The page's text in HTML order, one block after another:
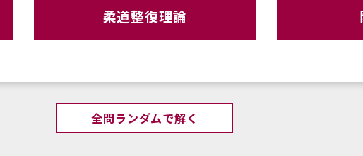
柔道整復理論
全問ランダムで解く